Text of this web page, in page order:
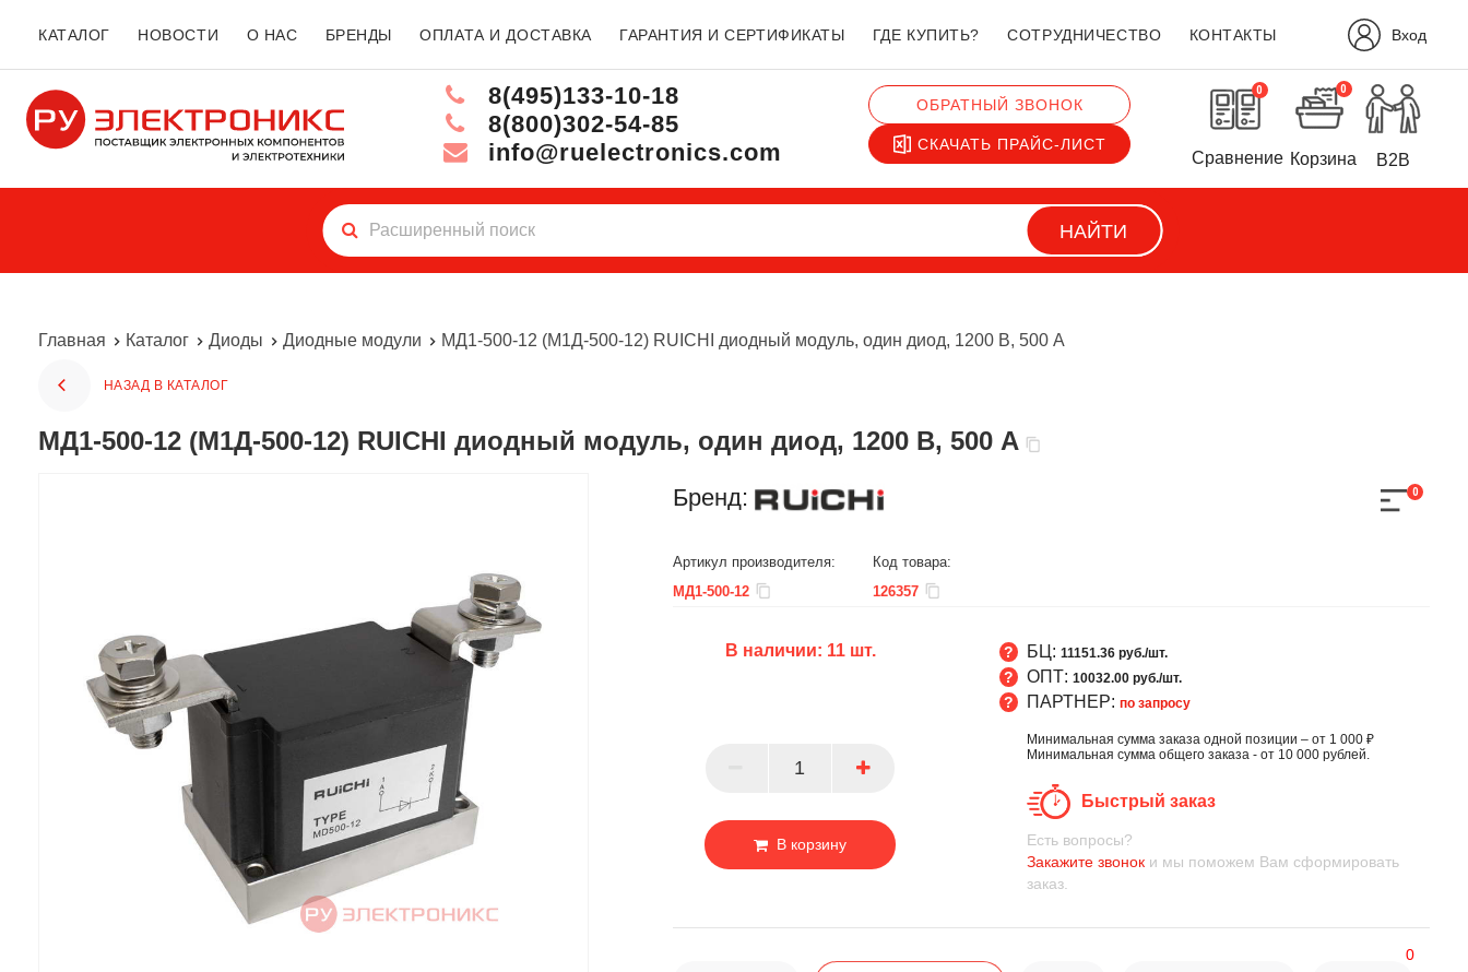
КАТАЛОГ НОВОСТИ О НАС БРЕНДЫ ОПЛАТА И ДОСТАВКА ГАРАНТИЯ И СЕРТИФИКАТЫ ГДЕ КУПИТЬ? СОТРУДНИЧЕСТВО КОНТАКТЫ Вход
8(495)133-10-18
8(800)302-54-85
info@ruelectronics.com
ОБРАТНЫЙ ЗВОНОК
СКАЧАТЬ ПРАЙС-ЛИСТ
0
Сравнение
0
Корзина B2B
НАЙТИ
Главная Каталог Диоды Диодные модули МД1-500-12 (М1Д-500-12) RUICHI диодный модуль, один диод, 1200 В, 500 А
НАЗАД В КАТАЛОГ
МД1-500-12 (М1Д-500-12) RUICHI диодный модуль, один диод, 1200 В, 500 А
Бренд: 0
Артикул производителя:
МД1-500-12
Код товара:
126357
В наличии: 11шт.
В корзину
БЦ: 11151.36 руб./шт.
ОПТ: 10032.00 руб./шт.
ПАРТНЕР: по запросу
Минимальная сумма заказа одной позиции – от 1 000 ₽
Минимальная сумма общего заказа - от 10 000 рублей.
Быстрый заказ
Есть вопросы?
Закажите звоноки мы поможем Вам сформировать
заказ.
0